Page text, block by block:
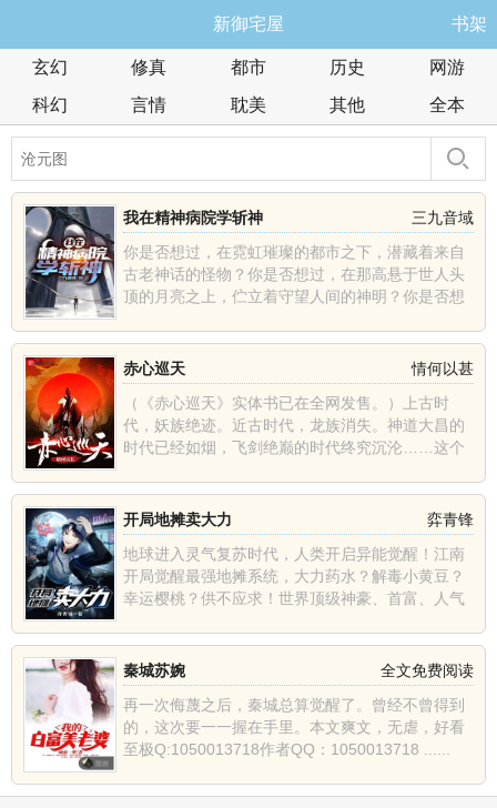
新御宅屋 书架
玄幻 修真 都市 历史
网游
科幻
言情 耽美 其他 全本
三九音域
我在精神病院学斩神
你是否想过，在霓虹璀璨的都市之下，潜藏着来自
古老神话的怪物？你是否想过，在那高悬于世人头
顶的月亮之上，伫立着守望人间的神明？你是否想
情何以甚
赤心巡天
（《赤心巡天》实体书已在全网发售。）上古时
代，妖族绝迹。近古时代，龙族消失。神道大昌的
时代已经如烟，飞剑绝巅的时代终究沉沦……这个
弈青锋
开局地摊卖大力
地球进入灵气复苏时代，人类开启异能觉醒！江南
开局觉醒最强地摊系统，大力药水？解毒小黄豆？
幸运樱桃？供不应求！世界顶级神豪、首富、人气
全文免费阅读
秦城苏婉
再一次侮蔑之后，秦城总算觉醒了。曾经不曾得到
的，这次要一一握在手里。本文爽文，无虐，好看
至极Q:1050013718作者QQ：1050013718 ......